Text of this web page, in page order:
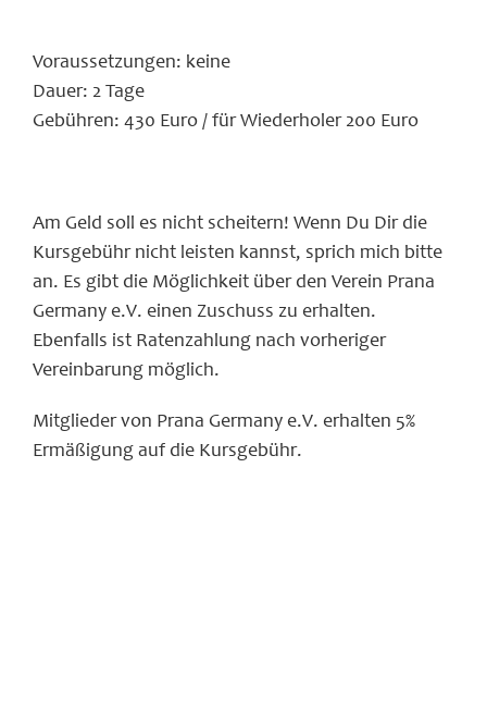
Voraussetzungen: keine
Dauer: 2 Tage
Gebühren: 430 Euro / für Wiederholer 200 Euro
Am Geld soll es nicht scheitern! Wenn Du Dir die
Kursgebühr nicht leisten kannst, sprich mich bitte
an. Es gibt die Möglichkeit über den Verein Prana
Germany e.V. einen Zuschuss zu erhalten.
Ebenfalls ist Ratenzahlung nach vorheriger
Vereinbarung möglich.
Mitglieder von Prana Germany e.V. erhalten 5%
Ermäßigung auf die Kursgebühr.